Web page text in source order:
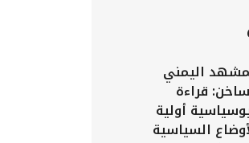
اليمني
قراءة
أولية
السياسية